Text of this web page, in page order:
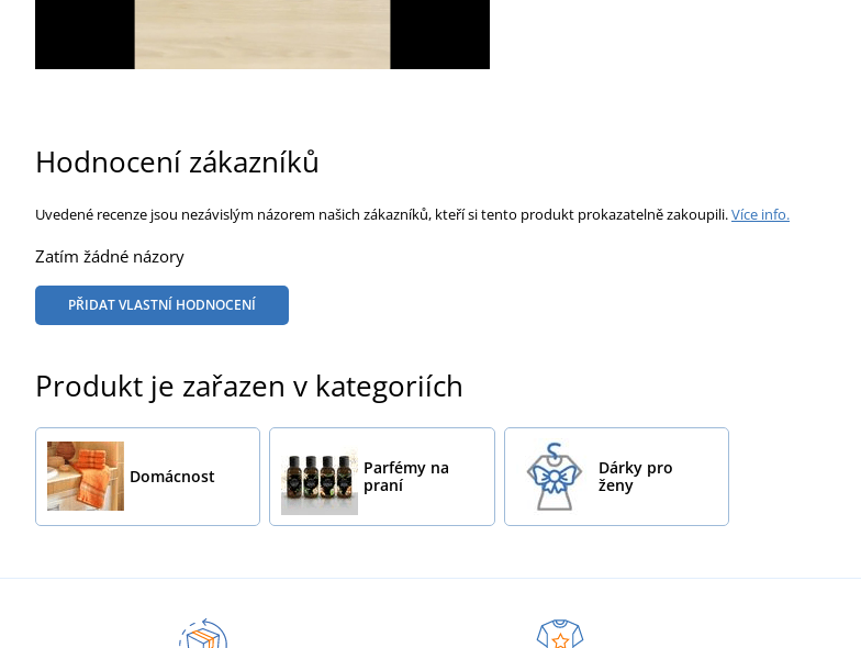
Hodnocení zákazníků
Uvedené recenze jsou nezávislým názorem našich zákazníků, kteří si tento produkt prokazatelně zakoupili.Více info.
Zatím žádné názory
PŘIDAT VLASTNÍ HODNOCENÍ
Produkt je zařazen v kategoriích
Domácnost
Parfémy na
praní
Dárky pro
ženy